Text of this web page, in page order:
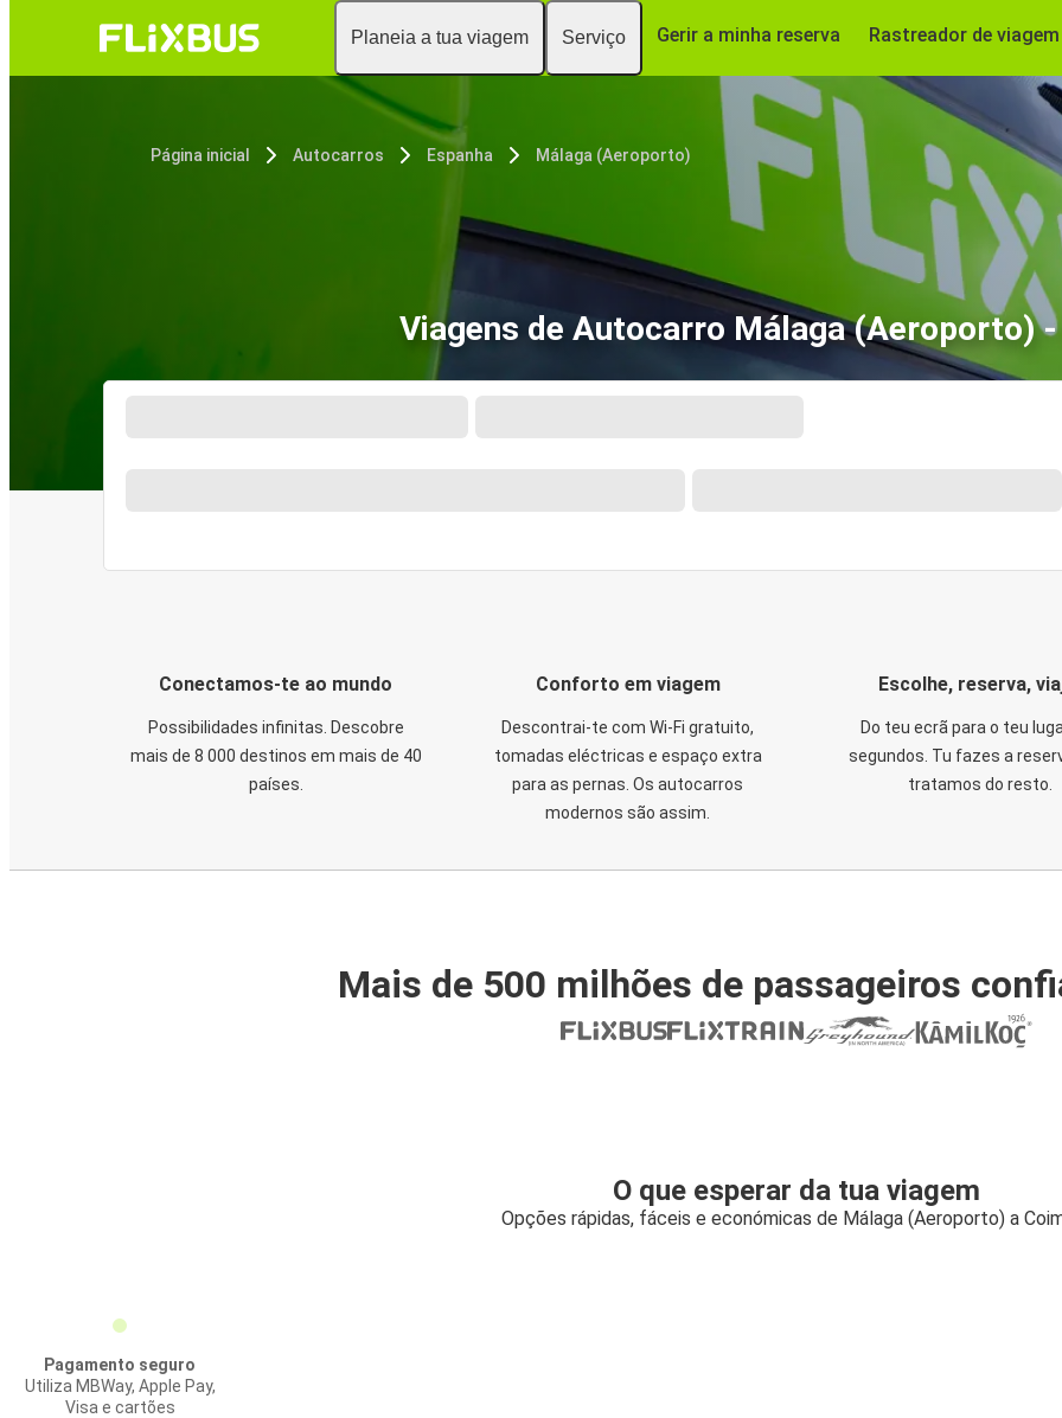
Planeia a tua viagem Serviço Gerir a minha reserva Rastreador de viagem
Página inicial Autocarros Espanha Málaga (Aeroporto)
Viagens de Autocarro Málaga (Aeroporto)
Conectamos-te ao mundo
Possibilidades infinitas. Descobre
mais de 8 000 destinos em mais de 40
países.
Conforto em viagem
Descontrai-te com Wi-Fi gratuito,
tomadas eléctricas e espaço extra
para as pernas. Os autocarros
modernos são assim.
Escolhe, reserva,
Do teu ecrã para o teu
segundos. Tu fazes a
tratamos do resto.
Mais de 500 milhões de passageiros
O que esperar da tua viagem
Opções rápidas, fáceis e económicas de Málaga (Aeroporto) a
Pagamento seguro
Utiliza MBWay, Apple Pay,
Visa e cartões